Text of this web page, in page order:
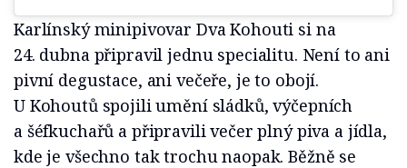
Karlínský minipivovar Dva Kohouti si na
24. dubna připravil jednu specialitu. Není to ani
pivní degustace, ani večeře, je to obojí.
U Kohoutů spojili umění sládků, výčepních
a šéfkuchařů a připravili večer plný piva a jídla,
kde je všechno tak trochu naopak. Běžně se